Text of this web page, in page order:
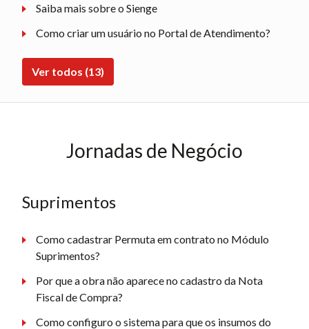
Saiba mais sobre o Sienge
Como criar um usuário no Portal de Atendimento?
Ver todos (13)
Jornadas de Negócio
Suprimentos
Como cadastrar Permuta em contrato no Módulo
Suprimentos?
Por que a obra não aparece no cadastro da Nota
Fiscal de Compra?
Como configuro o sistema para que os insumos do